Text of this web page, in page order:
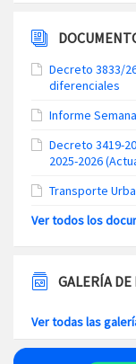
Decreto 3833/
diferenciales
Informe
Decreto 3419-
2025-2026
Transporte
Ver todos los
GALERÍA DE
Ver todas las